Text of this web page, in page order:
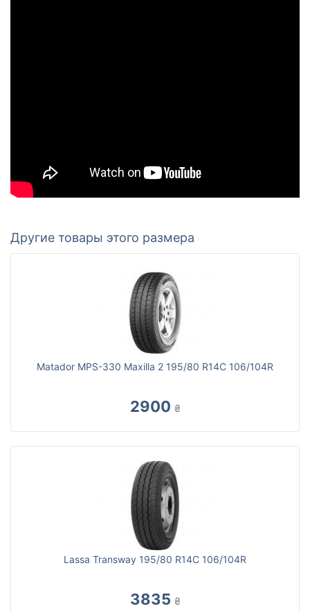
Другие товары этого размера
Matador MPS-330 Maxilla 2 195/80 R14C 106/104R
2900 ₴
Lassa Transway 195/80 R14C 106/104R
3835 ₴